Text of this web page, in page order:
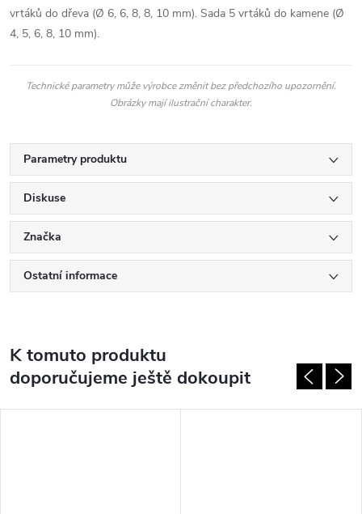
vrtáků do dřeva (Ø 6, 6, 8, 8, 10 mm). Sada 5 vrtáků do kamene (Ø
4, 5, 6, 8, 10 mm).
Technické parametry může výrobce změnit bez předchozího upozornění.
Obrázky mají ilustrační charakter.
Parametry produktu
Diskuse
Značka
Ostatní informace
K tomuto produktu
doporučujeme ještě dokoupit